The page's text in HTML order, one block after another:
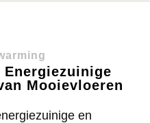
Mooievloeren
en